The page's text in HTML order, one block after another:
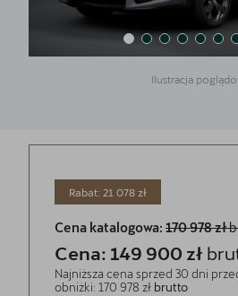
Ilustracja
Rabat: 21 078 zł
Cena katalogowa: 170 978 zł
Cena: 149 900 zł
Najniższa cena sprzed 30 dni
obniżki: 170 978 zł brutto